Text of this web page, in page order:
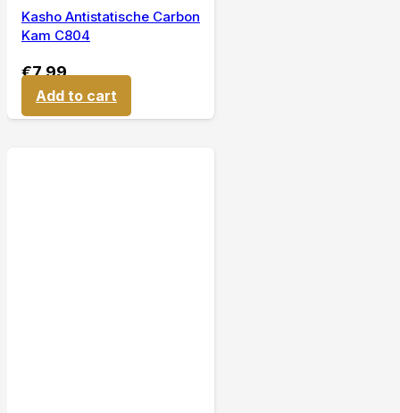
Kasho Antistatische Carbon
Kam C804
€7,99
Add to cart